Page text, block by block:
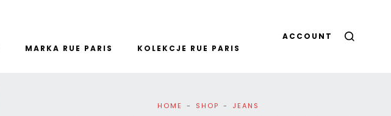
MARKA RUE PARIS KOLEKCJE RUE PARIS
ACCOUNT
HOME SHOP
JEANS